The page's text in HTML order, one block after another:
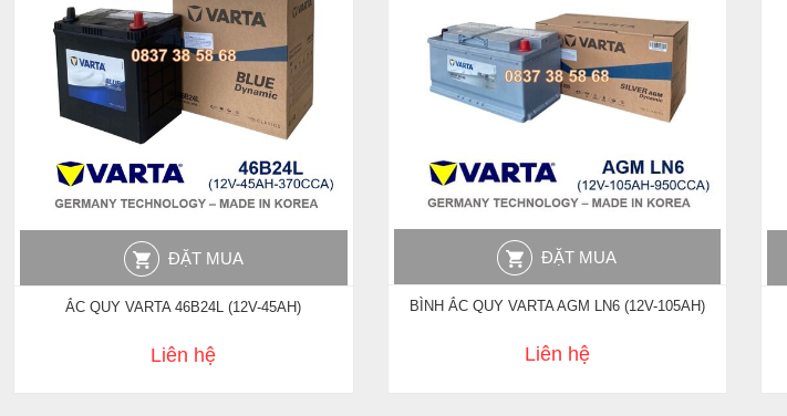
ĐẶT MUA
ẮC QUY VARTA 46B24L (12V-45AH)
Liên hệ
ĐẶT MUA
BÌNH ẮC QUY VARTA AGM LN6 (12V-105AH)
Liên hệ